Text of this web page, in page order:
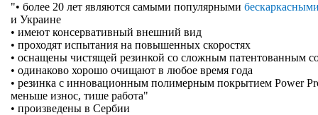
"• более 20 лет являются самыми популярными
и Украине
• имеют консервативный внешний вид
• проходят испытания на повышенных скоростях
• оснащены чистящей резинкой со сложным патентованным
• одинаково хорошо очищают в любое время года
• резинка с инновационным полимерным покрытием Power
меньше износ, тише работа"
• произведены в Сербии